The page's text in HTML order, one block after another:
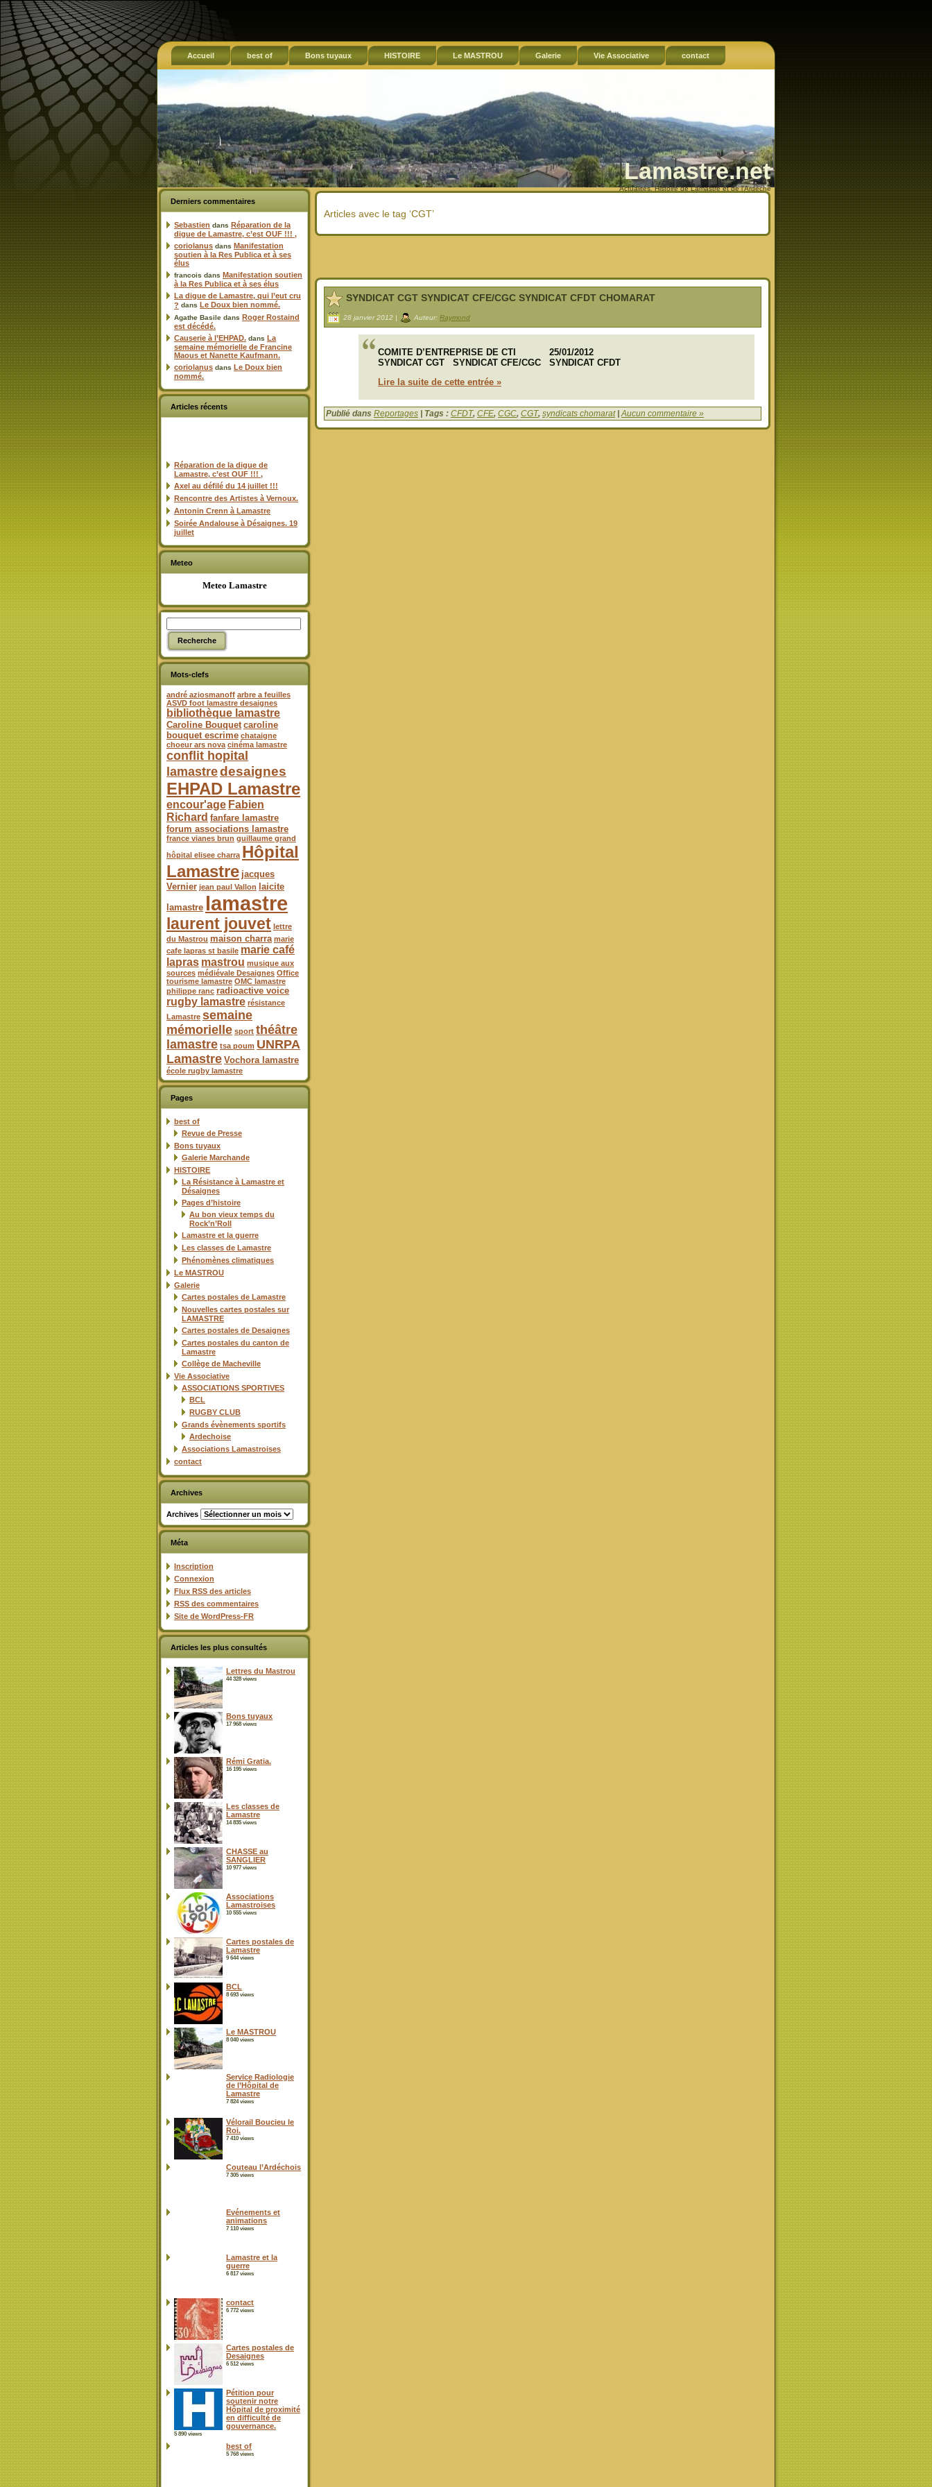
Accueil best of Bons tuyaux HISTOIRE Le MASTROU Galerie Vie Associative contact
Lamastre.net
Actualités, Histoire de Lamastre et de l'Ardèche
Derniers commentaires
Sebastien dans Réparation de la
digue de Lamastre, c’est OUF !!! ,
coriolanus dans Manifestation
soutien à la Res Publica et à ses
élus
francois dans Manifestation soutien
à la Res Publica et à ses élus
La digue de Lamastre, qui l’eut cru
? dans Le Doux bien nommé.
Agathe Basile dans Roger Rostaind
est décédé.
Causerie à l’EHPAD. dans La
semaine mémorielle de Francine
Maous et Nanette Kaufmann.
coriolanus dans Le Doux bien
nommé.
Articles récents
Réparation de la digue de
Lamastre, c’est OUF !!! ,
Axel au défilé du 14 juillet !!!
Rencontre des Artistes à Vernoux.
Antonin Crenn à Lamastre
Soirée Andalouse à Désaignes. 19
juillet
Meteo
Meteo Lamastre
Mots-clefs
andré aziosmanoff arbre a feuilles
ASVD foot lamastre desaignes
bibliothèque lamastre
Caroline Bouquet caroline
bouquet escrime chataigne
choeur ars nova cinéma lamastre
conflit hopital
lamastredesaignes
EHPAD Lamastre
encour'age Fabien
Richard fanfare lamastre
forum associations lamastre
france vianes brun guillaume grand
hôpital elisee charra Hôpital
Lamastre jacques
Vernier jean paul Vallon
laicite
lamastre lamastre
laurent jouvet lettre
du Mastrou maison charra marie
cafe lapras st basile marie café
lapras mastrou musique aux
sources médiévale Desaignes Office
tourisme lamastre OMC lamastre
philippe ranc radioactive voice
rugby lamastre résistance
Lamastre semaine
mémorielle sport théâtre
lamastre tsa poum UNRPA
Lamastre Vochora lamastre
école rugby lamastre
Pages
best of
Revue de Presse
Bons tuyaux
Galerie Marchande
HISTOIRE
La Résistance à Lamastre et
Désaignes
Pages d’histoire
Au bon vieux temps du
Rock’n’Roll
Lamastre et la guerre
Les classes de Lamastre
Phénomènes climatiques
Le MASTROU
Galerie
Cartes postales de Lamastre
Nouvelles cartes postales sur
LAMASTRE
Cartes postales de Desaignes
Cartes postales du canton de
Lamastre
Collège de Macheville
Vie Associative
ASSOCIATIONS SPORTIVES
BCL
RUGBY CLUB
Grands évènements sportifs
Ardechoise
Associations Lamastroises
contact
Archives
Archives
Méta
Inscription
Connexion
Flux RSS des articles
RSS des commentaires
Site de WordPress-FR
Articles les plus consultés
Lettres du Mastrou
44 328 views
Bons tuyaux
17 968 views
Rémi Gratia.
16 195 views
Les classes de
Lamastre
14 835 views
CHASSE au
SANGLIER
10 977 views
Associations
Lamastroises
10 555 views
Cartes postales de
Lamastre
9 644 views
BCL
8 693 views
Le MASTROU
8 040 views
Service Radiologie
de l’Hôpital de
Lamastre
7 824 views
Vélorail Boucieu le
Roi.
7 410 views
Couteau l’Ardéchois
7 305 views
Evénements et
animations
7 110 views
Lamastre et la
guerre
6 817 views
contact
6 772 views
Cartes postales de
Desaignes
6 512 views
Pétition pour
soutenir notre
Hôpital de proximité
en difficulté de
gouvernance.
5 890 views
best of
5 768 views
Articles avec le tag ‘CGT’
SYNDICAT CGT SYNDICAT CFE/CGC SYNDICAT CFDT CHOMARAT
28 janvier 2012 | Auteur: Raymond
COMITE D’ENTREPRISE DE CTI 25/01/2012
SYNDICAT CGT SYNDICAT CFE/CGC SYNDICAT CFDT
Lire la suite de cette entrée »
Publié dans Reportages | Tags : CFDT, CFE, CGC, CGT, syndicats chomarat|Aucun commentaire »